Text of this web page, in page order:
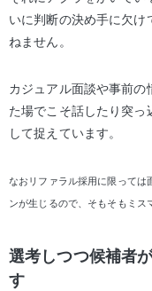
いに判断の決め手に欠
ねません。
カジュアル面談や事前の
た場でこそ話したり突っ
して捉えています。
なおリファラル採用に限っては
ンが生じるので、そもそもミス
選考しつつ候補者
す